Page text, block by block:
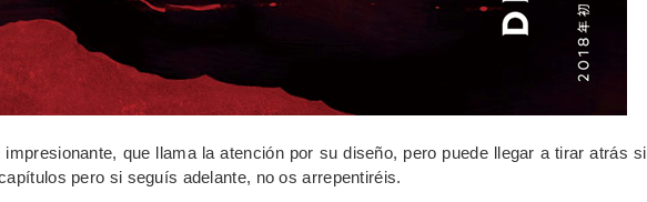
que llama la atención por su diseño, pero puede llegar a tirar atrás si
pero si seguís adelante, no os arrepentiréis.